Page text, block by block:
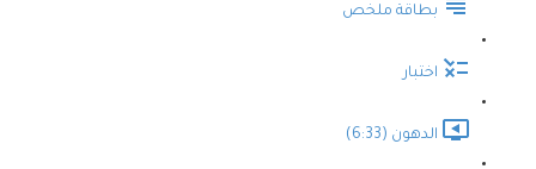
بطاقة ملخص
اختبار
الدهون (6:33)